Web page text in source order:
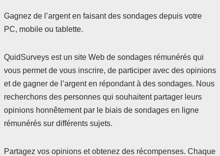
Gagnez de l’argent en faisant des sondages depuis votre
PC, mobile ou tablette.
QuidSurveys est un site Web de sondages rémunérés qui
vous permet de vous inscrire, de participer avec des opinions
et de gagner de l’argent en répondant à des sondages. Nous
recherchons des personnes qui souhaitent partager leurs
opinions honnêtement par le biais de sondages en ligne
rémunérés sur différents sujets.
Partagez vos opinions et obtenez des récompenses. Chaque